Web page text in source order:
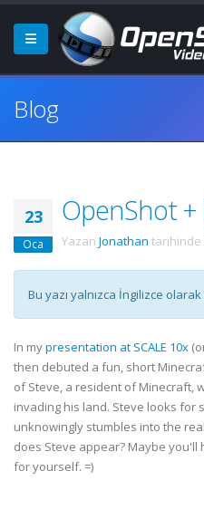
Blog
23
Oca
OpenShot +
Yazan Jonathan tarihinde
Bu yazı yalnızca İngilizce
In mypresentation at SCALE 10x
then debuted a fun, short
of Steve, a resident of Minecraft,
invading his land. Steve looks for
unknowingly stumbles into the
does Steve appear? Maybe
for yourself. =)